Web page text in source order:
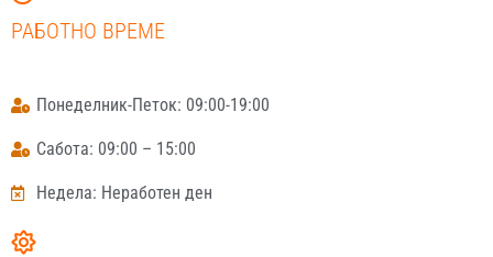
РАБОТНО ВРЕМЕ
Понеделник-Петок: 09:00-19:00
Сабота: 09:00 – 15:00
Недела: Неработен ден